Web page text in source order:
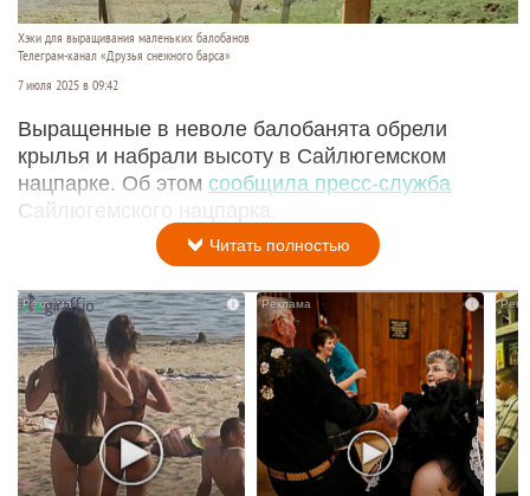
Хэки для выращивания маленьких балобанов
Телеграм-канал «Друзья снежного барса»
7 июля 2025 в 09:42
Выращенные в неволе балобанята обрели
крылья и набрали высоту в Сайлюгемском
нацпарке. Об этом сообщила пресс-служба
Сайлюгемского нацпарка.
Читать полностью
i